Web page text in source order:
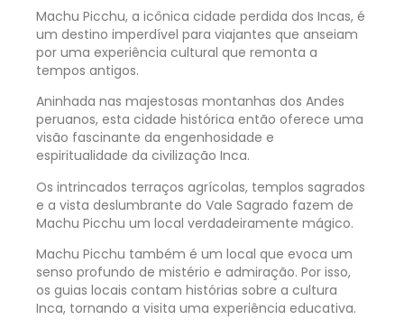
Machu Picchu, a icônica cidade perdida dos Incas, é
um destino imperdível para viajantes que anseiam
por uma experiência cultural que remonta a
tempos antigos.
Aninhada nas majestosas montanhas dos Andes
peruanos, esta cidade histórica então oferece uma
visão fascinante da engenhosidade e
espiritualidade da civilização Inca.
Os intrincados terraços agrícolas, templos sagrados
e a vista deslumbrante do Vale Sagrado fazem de
Machu Picchu um local verdadeiramente mágico.
Machu Picchu também é um local que evoca um
senso profundo de mistério e admiração. Por isso,
os guias locais contam histórias sobre a cultura
Inca, tornando a visita uma experiência educativa.